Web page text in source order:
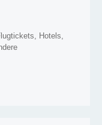
Hotels,